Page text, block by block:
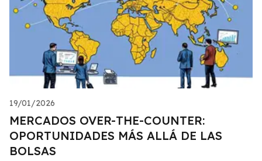
19/01/2026
MERCADOS OVER-THE-COUNTER:
OPORTUNIDADES MÁS ALLÁ DE LAS
BOLSAS